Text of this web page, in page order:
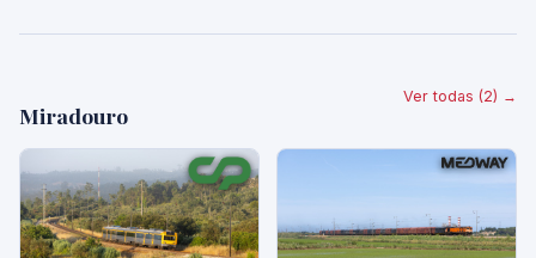
Miradouro
Ver todas (2) →